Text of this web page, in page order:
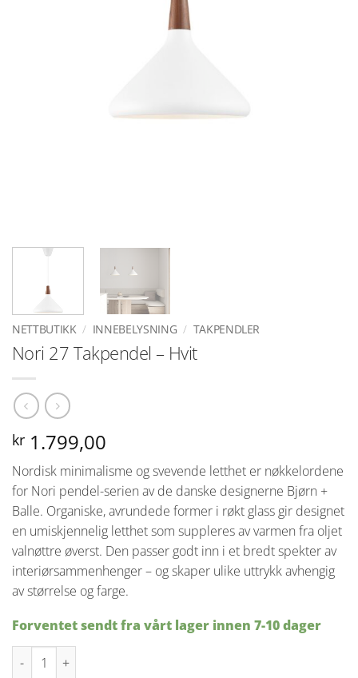
NETTBUTIKK / INNEBELYSNING / TAKPENDLER
Nori 27 Takpendel – Hvit
kr 1.799,00
Nordisk minimalisme og svevende letthet er nøkkelordene
for Nori pendel-serien av de danske designerne Bjørn +
Balle. Organiske, avrundede former i røkt glass gir designet
en umiskjennelig letthet som suppleres av varmen fra oljet
valnøttre øverst. Den passer godt inn i et bredt spekter av
interiørsammenhenger – og skaper ulike uttrykk avhengig
av størrelse og farge.
Forventet sendt fra vårt lager innen 7-10 dager
Nori 27 Takpendel - Hvit antall